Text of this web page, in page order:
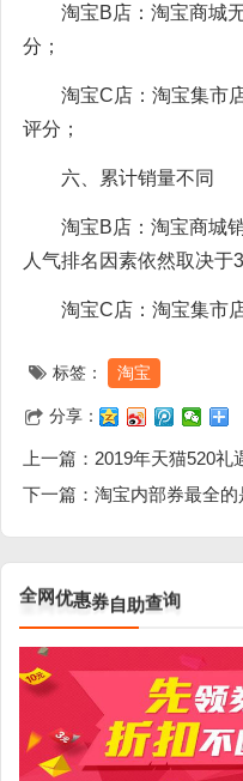
淘宝B店：淘宝商城
分；
淘宝C店：淘宝集市
评分；
六、累计销量不同
淘宝B店：淘宝商城
人气排名因素依然取决于
淘宝C店：淘宝集市
标签： 淘宝
分享：
上一篇： 2019年天猫520礼
下一篇： 淘宝内部券最全的
全网优惠券自助查询